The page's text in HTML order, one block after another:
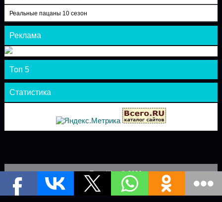
Реальные пацаны 10 сезон
Реклама
Топ 5
Статистика
Теле-Шоу © 2026